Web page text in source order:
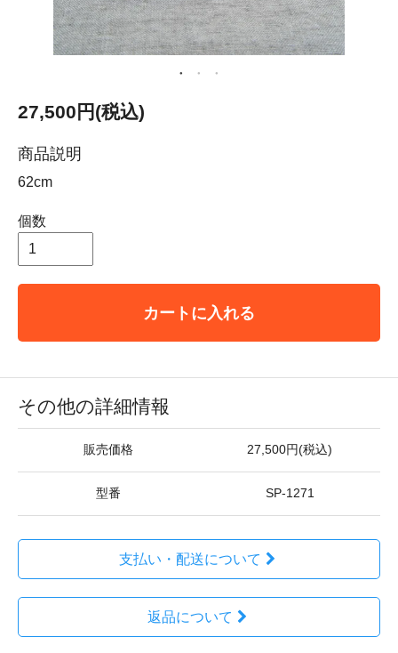
27,500円(税込)
商品説明
62cm
個数
カートに入れる
その他の詳細情報
販売価格 27,500円(税込)
型番 SP-1271
支払い・配送について
返品について